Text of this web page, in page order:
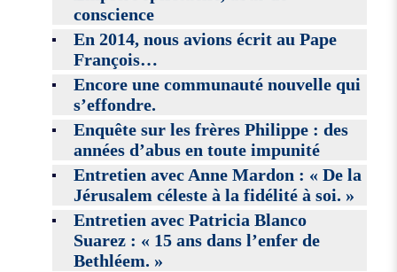
conscience
En 2014, nous avions écrit au Pape
François…
Encore une communauté nouvelle qui
s’effondre.
Enquête sur les frères Philippe : des
années d’abus en toute impunité
Entretien avec Anne Mardon : « De la
Jérusalem céleste à la fidélité à soi. »
Entretien avec Patricia Blanco
Suarez : « 15 ans dans l’enfer de
Bethléem. »